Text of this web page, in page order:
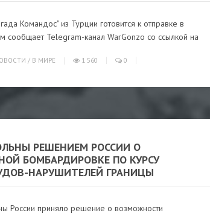
Командос" из Турции готовится к отправке в
сообщает Telegram-канал WarGonzo со ссылкой на
/ В МИРЕ 1 560 0
РЕШЕНИЕМ РОССИИ О
БОМБАРДИРОВКЕ ПО КУРСУ
НАРУШИТЕЛЕЙ ГРАНИЦЫ
России приняло решение о возможности